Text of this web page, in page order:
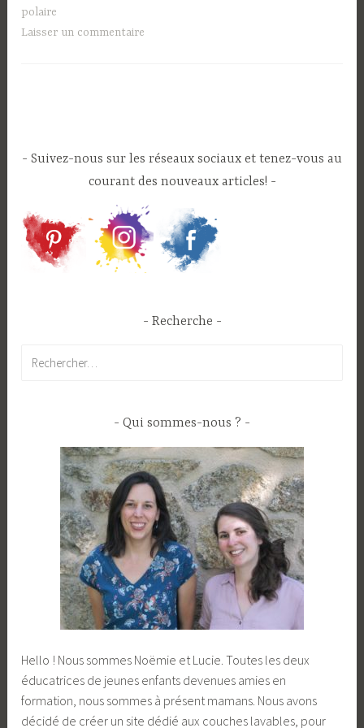
polaire
Laisser un commentaire
Suivez-nous sur les réseaux sociaux et tenez-vous au
courant des nouveaux articles!
Recherche
Qui sommes-nous ?
Hello ! Nous sommes Noëmie et Lucie. Toutes les deux
éducatrices de jeunes enfants devenues amies en
formation, nous sommes à présent mamans. Nous avons
décidé de créer un site dédié aux couches lavables, pour